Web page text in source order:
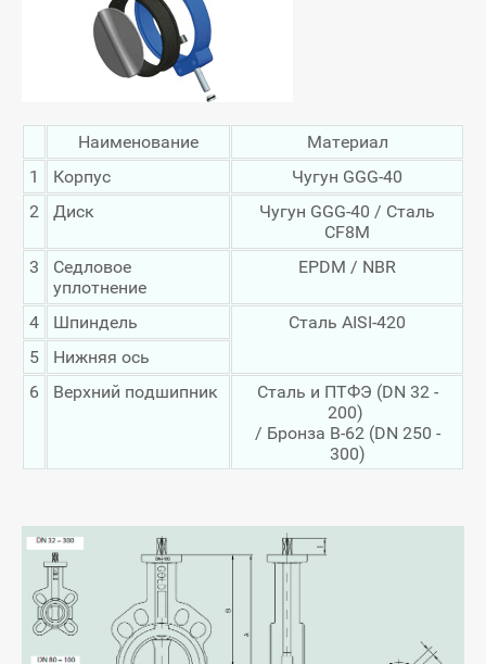
Наименование
Материал
1
Корпус
Чугун GGG-40
2
Диск
Чугун GGG-40 / Сталь
CF8M
3
Седловое
уплотнение
EPDM / NBR
4 Шпиндель
Сталь AISI-420
5
Нижняя ось
6
Верхний подшипник
Сталь и ПТФЭ (DN 32 -
200)
/ Бронза B-62 (DN 250 -
300)